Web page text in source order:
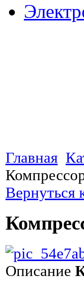
Главная
Вернуться
Описание